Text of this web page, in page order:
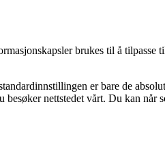
brukes til å tilpasse
er bare de
nettstedet vårt. Du kan når